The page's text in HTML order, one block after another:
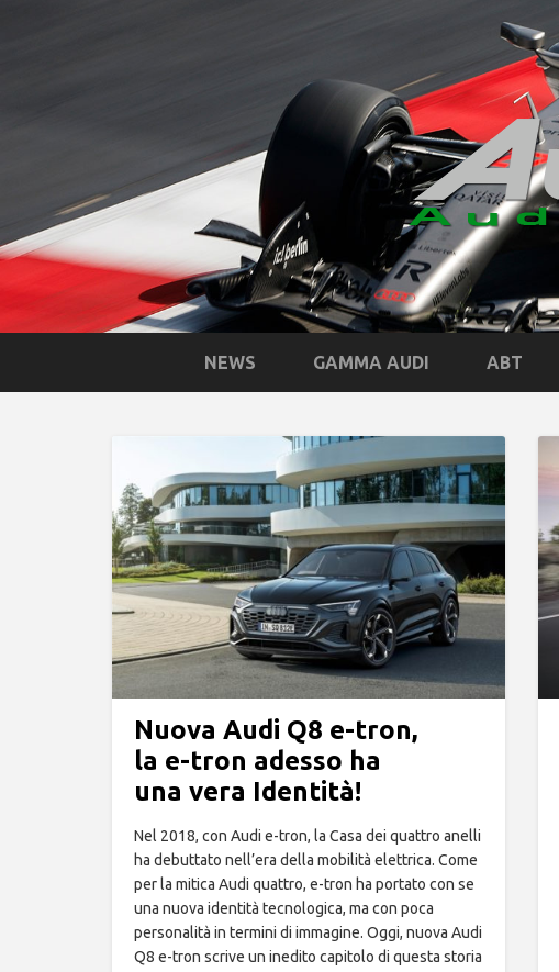
NEWS GAMMA AUDI ABT
Nuova Audi Q8 e-tron,
la e-tron adesso ha
una vera Identità!
Nel 2018, con Audi e-tron, la Casa dei quattro anelli
ha debuttato nell’era della mobilità elettrica. Come
per la mitica Audi quattro, e-tron ha portato con se
una nuova identità tecnologica, ma con poca
personalità in termini di immagine. Oggi, nuova Audi
Q8 e-tron scrive un inedito capitolo di questa storia